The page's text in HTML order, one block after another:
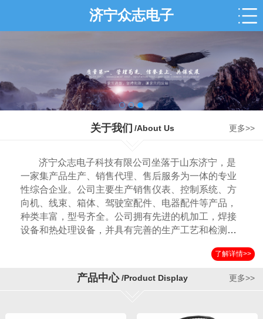
济宁众志电子
关于我们 /About Us 更多>>
济宁众志电子科技有限公司坐落于山东济宁，是
一家集产品生产、销售代理、售后服务为一体的专业
性综合企业。公司主要生产销售仪表、控制系统、方
向机、线束、箱体、驾驶室配件、电器配件等产品，
种类丰富，型号齐全。公司拥有先进的机加工，焊接
设备和热处理设备，并具有完善的生产工艺和检测手
外各地。我司拥有一批年轻精干的技术管理队伍，本
着开拓进取的精神，引进国外先进技术，以市场为导
向不断地发展。公司秉承“锐意创新追求卓越”的经营理
了解详情>>
产品中心 /Product Display 更多>>